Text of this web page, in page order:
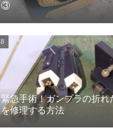
③
緊急手術！ガンプラの折れ
を修理する方法